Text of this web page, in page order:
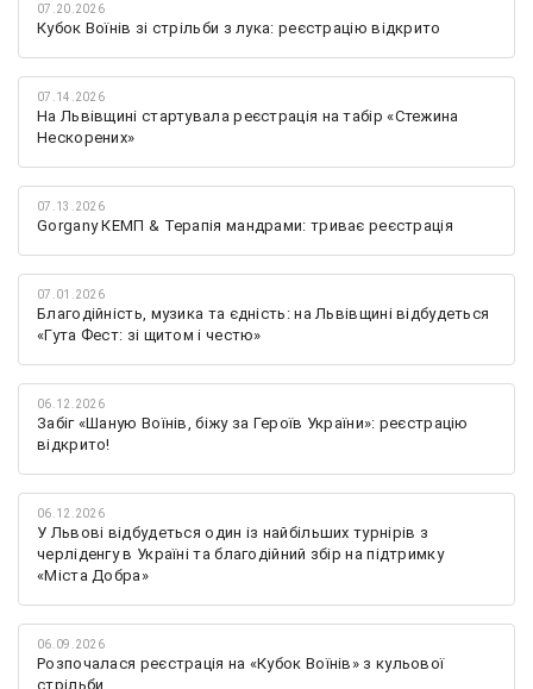
07.20.2026
Кубок Воїнів зі стрільби з лука: реєстрацію відкрито
07.14.2026
На Львівщині стартувала реєстрація на табір «Стежина
Нескорених»
07.13.2026
Gorgany КЕМП & Терапія мандрами: триває реєстрація
07.01.2026
Благодійність, музика та єдність: на Львівщині відбудеться
«Гута Фест: зі щитом і честю»
06.12.2026
Забіг «Шаную Воїнів, біжу за Героїв України»: реєстрацію
відкрито!
06.12.2026
У Львові відбудеться один із найбільших турнірів з
черліденгу в Україні та благодійний збір на підтримку
«Міста Добра»
06.09.2026
Розпочалася реєстрація на «Кубок Воїнів» з кульової
стрільби